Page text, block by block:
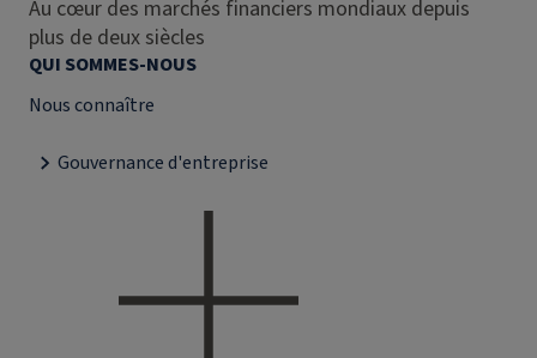
Au cœur des marchés financiers mondiaux depuis
plus de deux siècles
QUI SOMMES-NOUS
Nous connaître
Gouvernance d'entreprise